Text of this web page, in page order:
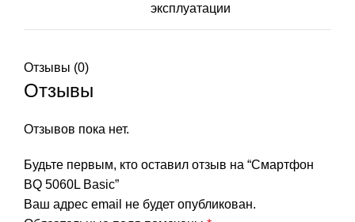
эксплуатации
Отзывы (0)
Отзывы
Отзывов пока нет.
Будьте первым, кто оставил отзыв на “Смартфон
BQ 5060L Basic”
Ваш адрес email не будет опубликован.